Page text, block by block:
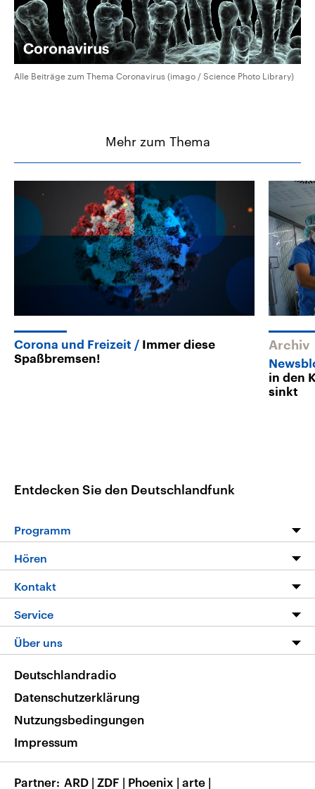
Alle Beiträge zum Thema Coronavirus (imago / Science Photo Library)
Mehr zum Thema
Corona und Freizeit
Immer diese
Spaßbremsen!
Archiv
in den
sinkt
Entdecken Sie den Deutschlandfunk
Programm
Programm
Die Nachrichten
Nachrichtenleicht
Neue Beiträge auf dlf.de
Hören
Livestream
Podcasts
Deutschlandfunk App
Nachrichten App
Frequenzen
Kontakt
Hörerservice
Service
FAQ
Veranstaltungen
Musikliste
RSS
Über uns
Barrierefreiheit
Deutschlandradio
Datenschutzerklärung
Nutzungsbedingungen
Impressum
Partner ARD | ZDF | Phoenix | arte |